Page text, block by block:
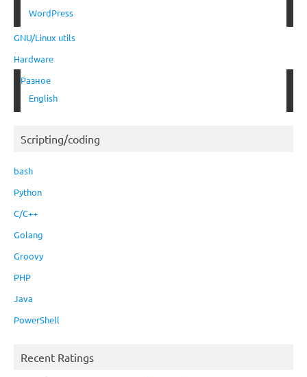
WordPress
GNU/Linux utils
Hardware
Разное
English
Scripting/coding
bash
Python
C/C++
Golang
Groovy
PHP
Java
PowerShell
Recent Ratings